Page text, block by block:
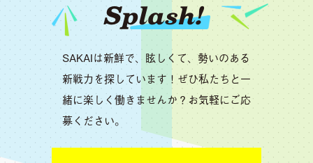
Splash!
SAKAIは新鮮で、眩しくて、勢いのある
新戦力を探しています！ぜひ私たちと一
緒に楽しく働きませんか？お気軽にご応
募ください。